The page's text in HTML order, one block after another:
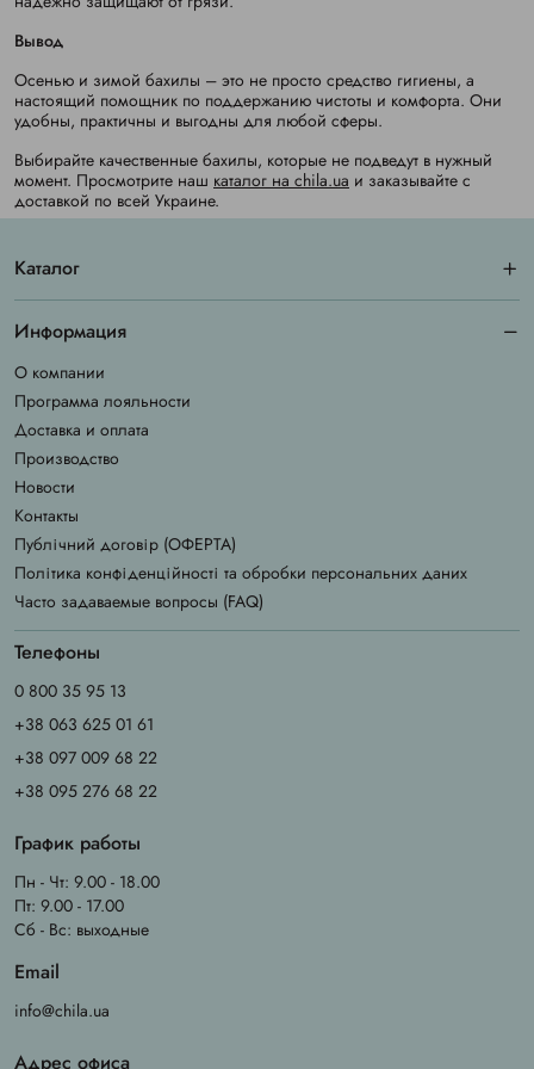
Вывод
Осенью и зимой бахилы – это не просто средство гигиены, а
настоящий помощник по поддержанию чистоты и комфорта. Они
удобны, практичны и выгодны для любой сферы.
Выбирайте качественные бахилы, которые не подведут в нужный
момент. Просмотрите наш каталог на chila.ua и заказывайте с
доставкой по всей Украине.
Каталог
Информация
О компании
Программа лояльности
Доставка и оплата
Производство
Новости
Контакты
Публічний договір (ОФЕРТА)
Політика конфіденційності та обробки персональних даних
Часто задаваемые вопросы (FAQ)
Телефоны
0 800 35 95 13
+38 063 625 01 61
+38 097 009 68 22
+38 095 276 68 22
График работы
Пн - Чт: 9.00 - 18.00
Пт: 9.00 - 17.00
Сб - Вс: выходные
Email
info@chila.ua
Адрес офиса